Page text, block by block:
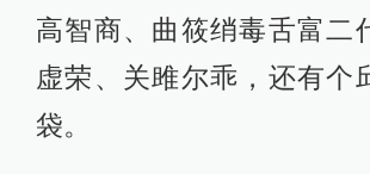
高智商、曲筱绡毒舌富二
虚荣、关雎尔乖，还有个
袋。